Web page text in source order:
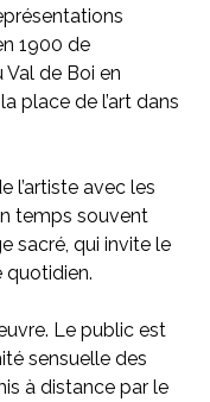
1900 de
de Boi en
place de l’art dans
l’artiste avec les
temps souvent
sacré, qui invite le
quotidien.
Le public est
sensuelle des
à distance par le